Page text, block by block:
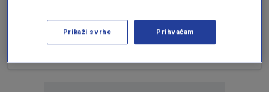
Bravo, N1, bravo! To je novinarstvo.
Odgovor
Prikaži svrhe Prihvaćam